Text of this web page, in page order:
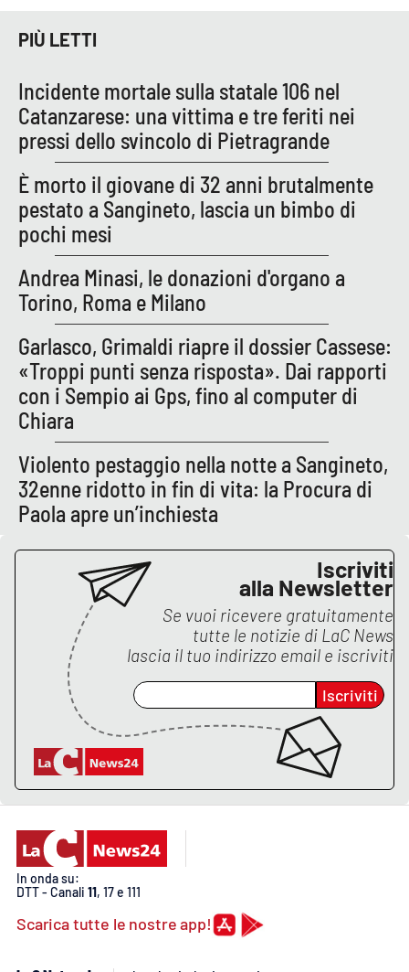
PIÙ LETTI
Incidente mortale sulla statale 106 nel
Catanzarese: una vittima e tre feriti nei
pressi dello svincolo di Pietragrande
È morto il giovane di 32 anni brutalmente
pestato a Sangineto, lascia un bimbo di
pochi mesi
Andrea Minasi, le donazioni d'organo a
Torino, Roma e Milano
Garlasco, Grimaldi riapre il dossier Cassese:
«Troppi punti senza risposta». Dai rapporti
con i Sempio ai Gps, fino al computer di
Chiara
Violento pestaggio nella notte a Sangineto,
32enne ridotto in fin di vita: la Procura di
Paola apre un’inchiesta
Iscriviti
alla Newsletter
Se vuoi ricevere gratuitamente
tutte le notizie di LaC News
lascia il tuo indirizzo email e iscriviti
Iscriviti
In onda su:
DTT - Canali 11, 17 e 111
Scarica tutte le nostre app!